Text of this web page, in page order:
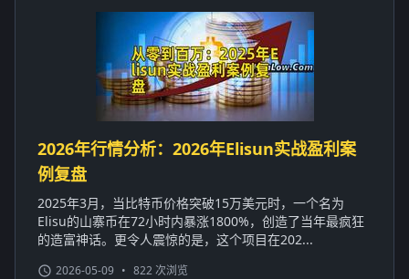
2026年行情分析：2026年Elisun实战盈利案
例复盘
2025年3月，当比特币价格突破15万美元时，一个名为
Elisu的山寨币在72小时内暴涨1800%，创造了当年最疯狂
的造富神话。更令人震惊的是，这个项目在202...
2026-05-09 • 822 次浏览